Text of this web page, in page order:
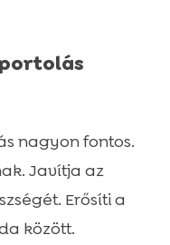
nagyon fontos.
Javítja az
Erősíti a
között.